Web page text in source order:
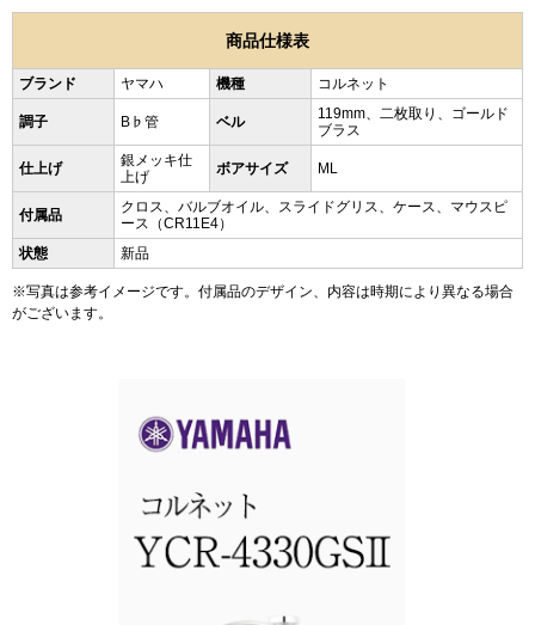
商品仕様表
ブランド ヤマハ 機種 コルネット
調子 B♭管 ベル
119mm、二枚取り、ゴールド
ブラス
仕上げ
銀メッキ仕
上げ
ボアサイズ ML
付属品
クロス、バルブオイル、スライドグリス、ケース、マウスピ
ース（CR11E4）
状態
新品
※写真は参考イメージです。付属品のデザイン、内容は時期により異なる場合
がございます。